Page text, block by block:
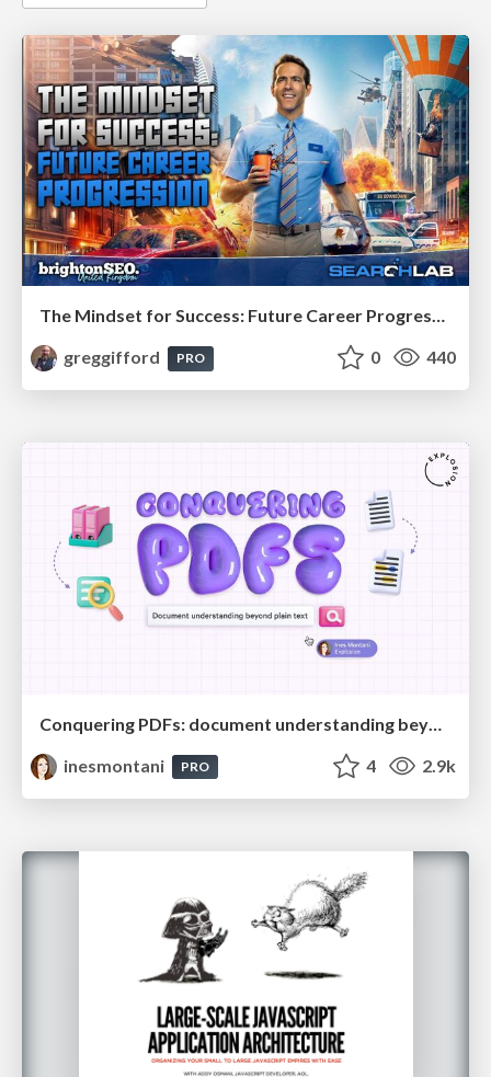
The Mindset for Success: Future Career Progression
greggifford
PRO 0 440
Conquering PDFs: document understanding beyond plain text
inesmontani
PRO 4 2.9k